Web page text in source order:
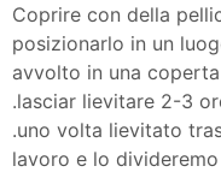
Coprire con della
posizionarlo in un
avvolto in una
.lasciar lievitare 2-3
.uno volta lievitato
lavoro e lo